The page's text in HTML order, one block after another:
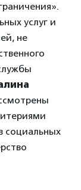
услуг и
не
социальных